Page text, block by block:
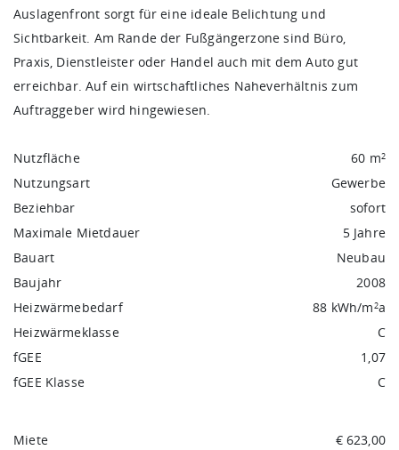
Auslagenfront sorgt für eine ideale Belichtung und
Sichtbarkeit. Am Rande der Fußgängerzone sind Büro,
Praxis, Dienstleister oder Handel auch mit dem Auto gut
erreichbar. Auf ein wirtschaftliches Naheverhältnis zum
Auftraggeber wird hingewiesen.
Nutzfläche 60 m2
Nutzungsart
Gewerbe
Beziehbar
sofort
Maximale Mietdauer
5 Jahre
Bauart
Neubau
Baujahr
2008
Heizwärmebedarf
88 kWh/m2a
Heizwärmeklasse
C
fGEE
1,07
fGEE Klasse
C
Miete
€ 623,00